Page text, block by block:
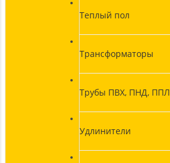
Теплый пол
Трансформаторы
Трубы ПВХ, ПНД, ППЛ
Удлинители